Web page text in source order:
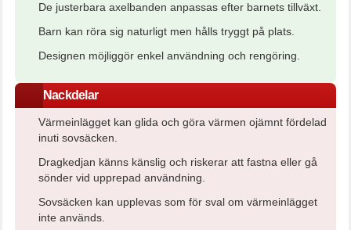
De justerbara axelbanden anpassas efter barnets tillväxt.
Barn kan röra sig naturligt men hålls tryggt på plats.
Designen möjliggör enkel användning och rengöring.
Nackdelar
Värmeinlägget kan glida och göra värmen ojämnt fördelad
inuti sovsäcken.
Dragkedjan känns känslig och riskerar att fastna eller gå
sönder vid upprepad användning.
Sovsäcken kan upplevas som för sval om värmeinlägget
inte används.